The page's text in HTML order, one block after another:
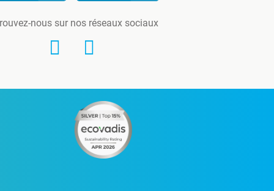
nous sur nos réseaux sociaux